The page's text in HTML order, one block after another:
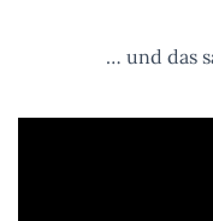
… und das